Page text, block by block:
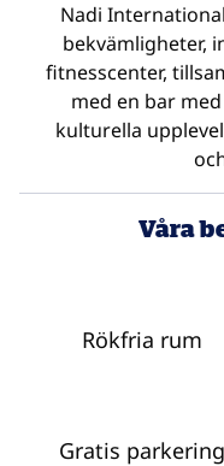
Nadi
bekvämligheter,
fitnesscenter,
med en bar
kulturella
Våra
Rökfria rum
Gratis parkering